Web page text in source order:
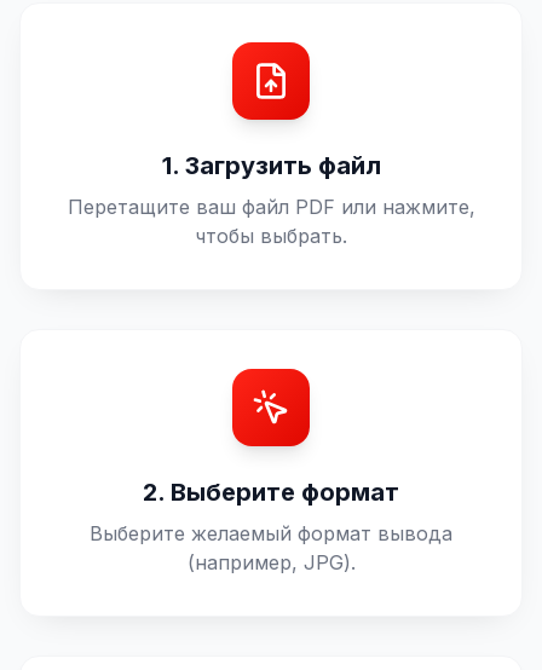
1. Загрузить файл
Перетащите ваш файл PDF или нажмите,
чтобы выбрать.
2. Выберите формат
Выберите желаемый формат вывода
(например, JPG).